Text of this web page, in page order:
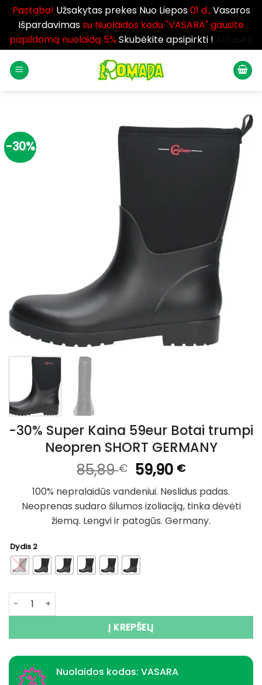
Pastaba! Užsakytas prekes Nuo Liepos01 d.,Vasaros
Išpardavimassu Nuolaidos kodu "VASARA" gausite
papildomą nuolaidą 5%Skubėkite apsipirkti !
-30%
-30% Super Kaina 59eur Botai trumpi
Neopren SHORT GERMANY
85,89€ Original
price
was:
85,89 €.
59,90 €Current
price
is:
59,90 €.
100% nepralaidūs vandeniui. Neslidus padas.
Neoprenas sudaro šilumos izoliaciją, tinka dėvėti
žiemą. Lengvi ir patogūs. Germany.
Dydis 2
produkto kiekis: -30% Super Kaina 59eur Botai trumpi
Į KREPŠELĮ
Nuolaidos kodas: VASARA